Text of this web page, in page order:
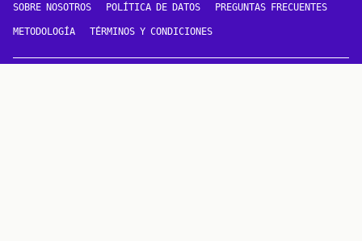
SOBRE NOSOTROS POLÍTICA DE DATOS PREGUNTAS FRECUENTES
METODOLOGÍA TÉRMINOS Y CONDICIONES